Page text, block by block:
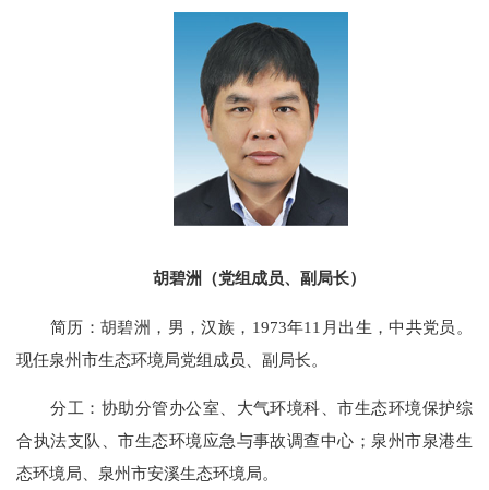
胡碧洲（党组成员、副局长）
简历：胡碧洲，男，汉族，1973年11月出生，中共党员。
现任泉州市生态环境局党组成员、副局长。
分工： 协助分管办公室、大气环境科、市生态环境保护综
合执法支队、市生态环境应急与事故调查中心；泉州市泉港生
态环境局、泉州市安溪生态环境局。